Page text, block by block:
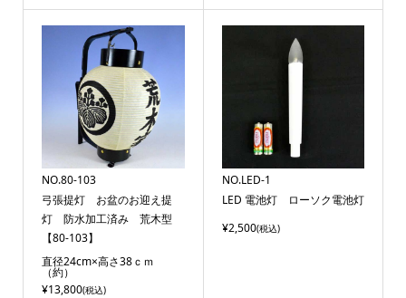
NO.80-103
弓張提灯 お盆のお迎え提
灯 防水加工済み 荒木型
【80-103】
直径24cm×高さ38ｃｍ
（約）
¥13,800(税込)
NO.LED-1
LED 電池灯 ローソク電池灯
¥2,500(税込)